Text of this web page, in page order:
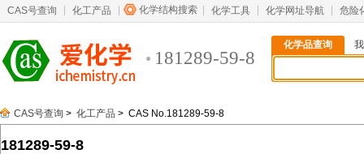
CAS号查询 化工产品 化学结构搜索 化学工具 化学网址导航 危险
181289-59-8
化学品查询
CAS号查询 > 化工产品 > CAS No.181289-59-8
181289-59-8